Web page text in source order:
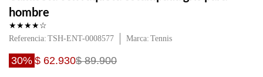
hombre
★★★★☆
Referencia: TSH-ENT-0008577 Tennis
30% $ 62.930$ 89.900